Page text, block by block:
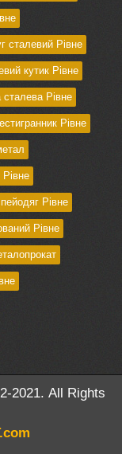
сталевий Рівне
кутик Рівне
сталева Рівне
Рівне
Рівне
Рівне
Рівне
2021. All Rights